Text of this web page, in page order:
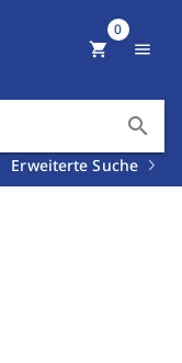
search
Erweiterte Suche
shopping_cart
0
menu